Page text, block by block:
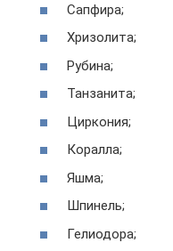
Сапфира;
Хризолита;
Рубина;
Танзанита;
Циркония;
Коралла;
Яшма;
Шпинель;
Гелиодора;